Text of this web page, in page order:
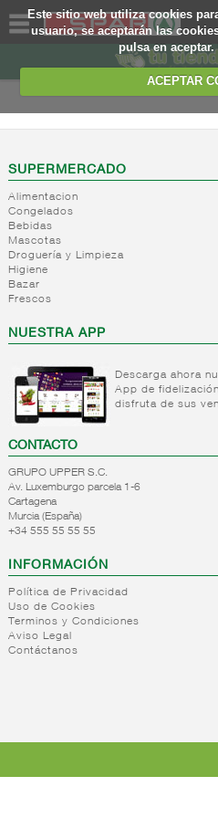
Este sitio web utiliza cookies
usuario, se aceptarán las
pulsa en aceptar.
ACEPTAR
SOMOS
WEB
EJEMPLO
SUPERMERCADO
Alimentacion
Congelados
Bebidas
Mascotas
Droguería y Limpieza
Higiene
Bazar
Frescos
NUESTRA APP
Descarga ahora
App de
disfruta de sus
CONTACTO
GRUPO UPPER S.C.
Av. Luxemburgo parcela 1-6
Cartagena
Murcia (España)
+34 555 55 55 55
INFORMACIÓN
Política de Privacidad
Uso de Cookies
Terminos y Condiciones
Aviso Legal
Contáctanos